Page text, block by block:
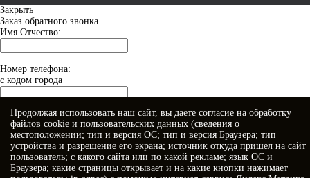
Закрыть
Заказ обратного звонка
Имя Отчество:
Номер телефона:
с кодом города
Когда позвонить?
Продолжая использовать наш сайт, вы даете согласие на обработку
файлов cookie и пользовательских данных (сведения о
местоположении; тип и версия ОС; тип и версия Браузера; тип
устройства и разрешение его экрана; источник откуда пришел на сайт
пользователь; с какого сайта или по какой рекламе; язык ОС и
Браузера; какие страницы открывает и на какие кнопки нажимает